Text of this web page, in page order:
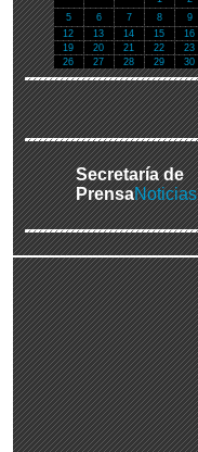
5
6 7 8 9
12
13 14 15 16
19
20 21 22 23
26
27 28 29 30
Secretaría de
PrensaNoticias